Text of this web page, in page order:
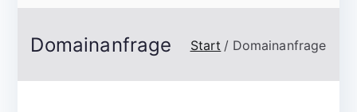
Domainanfrage Start Domainanfrage